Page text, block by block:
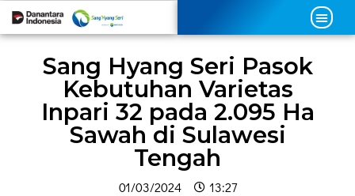
Sang Hyang Seri Pasok
Kebutuhan Varietas
Inpari 32 pada 2.095 Ha
Sawah di Sulawesi
Tengah
01/03/2024 13:27